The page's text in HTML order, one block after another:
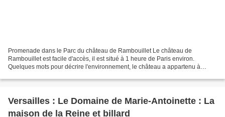
Promenade dans le Parc du château de Rambouillet Le château de
Rambouillet est facile d'accès, il est situé à 1 heure de Paris environ.
Quelques mots pour décrire l'environnement, le château a appartenu à
Versailles : Le Domaine de Marie-Antoinette : La
maison de la Reine et billard